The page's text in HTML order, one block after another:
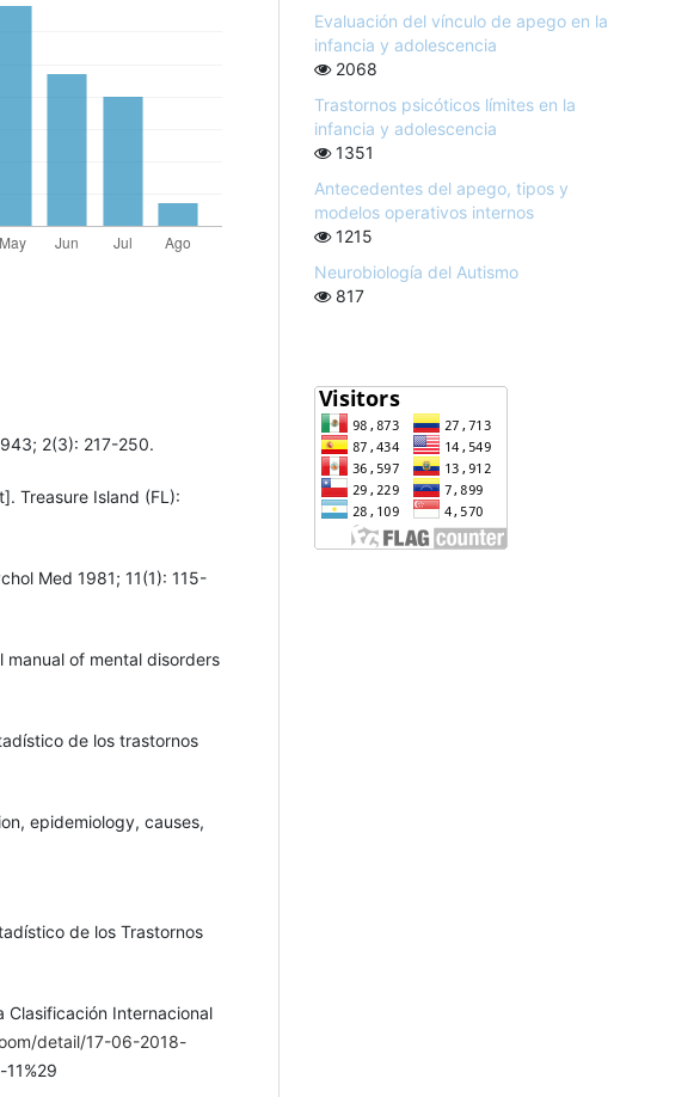
2(3): 217-250.
Treasure Island (FL):
Med 1981; 11(1): 115-
manual of mental disorders
de los trastornos
epidemiology, causes,
de los Trastornos
Clasificación Internacional
detail/17-06-2018-
Evaluación del vínculo de apego en la
infancia y adolescencia
2068
Trastornos psicóticos límites en la
infancia y adolescencia
1351
Antecedentes del apego, tipos y
modelos operativos internos
1215
Neurobiología del Autismo
817